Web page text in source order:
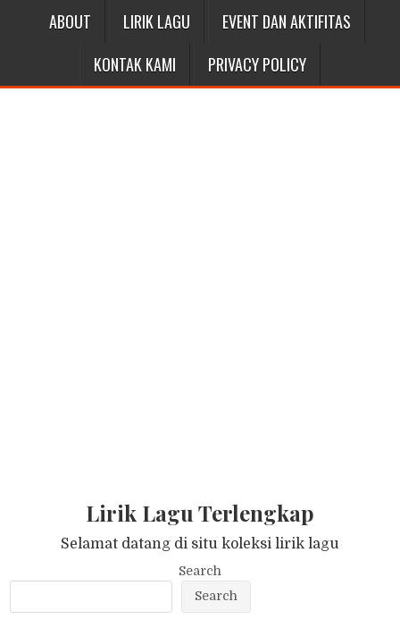
ABOUT LIRIK LAGU
EVENT DAN AKTIFITAS
KONTAK KAMI
PRIVACY POLICY
Lirik Lagu Terlengkap
Selamat datang di situ koleksi lirik lagu
Search
Search